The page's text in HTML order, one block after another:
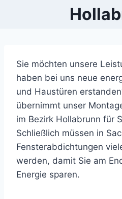
Sie möchten unsere
haben bei uns neue
und Haustüren
übernimmt unser
im Bezirk Hollabrunn für
Schließlich müssen in
Fensterabdichtungen
werden, damit Sie am
Energie sparen.